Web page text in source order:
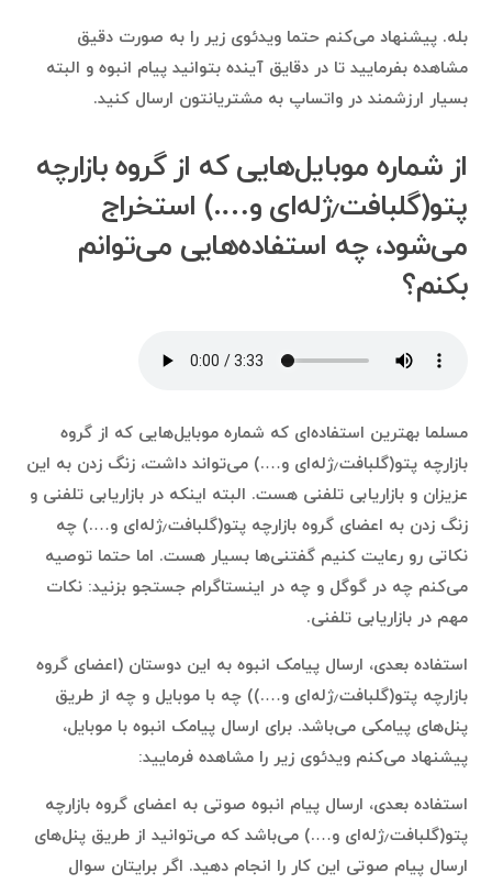
بله. پیشنهاد می‌کنم حتما ویدئوی زیر را به صورت دقیق
مشاهده بفرمایید تا در دقایق آینده بتوانید پیام انبوه و البته
بسیار ارزشمند در واتساپ به مشتریانتون ارسال کنید.
از شماره موبایل‌هایی که از گروه بازارچه
پتو(گلبافت٫ژله‌ای و….) استخراج
می‌شود، چه استفاده‌هایی می‌توانم
بکنم؟
مسلما بهترین استفاده‌ای که شماره موبایل‌هایی که از گروه
بازارچه پتو(گلبافت٫ژله‌ای و….) می‌تواند داشت، زنگ زدن به این
عزیزان و بازاریابی تلفنی هست. البته اینکه در بازاریابی تلفنی و
زنگ زدن به اعضای گروه بازارچه پتو(گلبافت٫ژله‌ای و….) چه
نکاتی رو رعایت کنیم گفتنی‌ها بسیار هست. اما حتما توصیه
می‌کنم چه در گوگل و چه در اینستاگرام جستجو بزنید: نکات
مهم در بازاریابی تلفنی.
استفاده بعدی، ارسال پیامک انبوه به این دوستان (اعضای گروه
بازارچه پتو(گلبافت٫ژله‌ای و….)) چه با موبایل و چه از طریق
پنل‌های پیامکی می‌باشد. برای ارسال پیامک انبوه با موبایل،
پیشنهاد می‌کنم ویدئوی زیر را مشاهده فرمایید:
استفاده بعدی، ارسال پیام انبوه صوتی به اعضای گروه بازارچه
پتو(گلبافت٫ژله‌ای و….) می‌باشد که می‌توانید از طریق پنل‌های
ارسال پیام صوتی این کار را انجام دهید. اگر برایتان سوال